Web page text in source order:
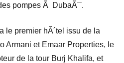
pompes Ã DubaÃ¯.
le premier hÃ´tel issu de la
Armani et Emaar Properties, le
de la tour Burj Khalifa, et